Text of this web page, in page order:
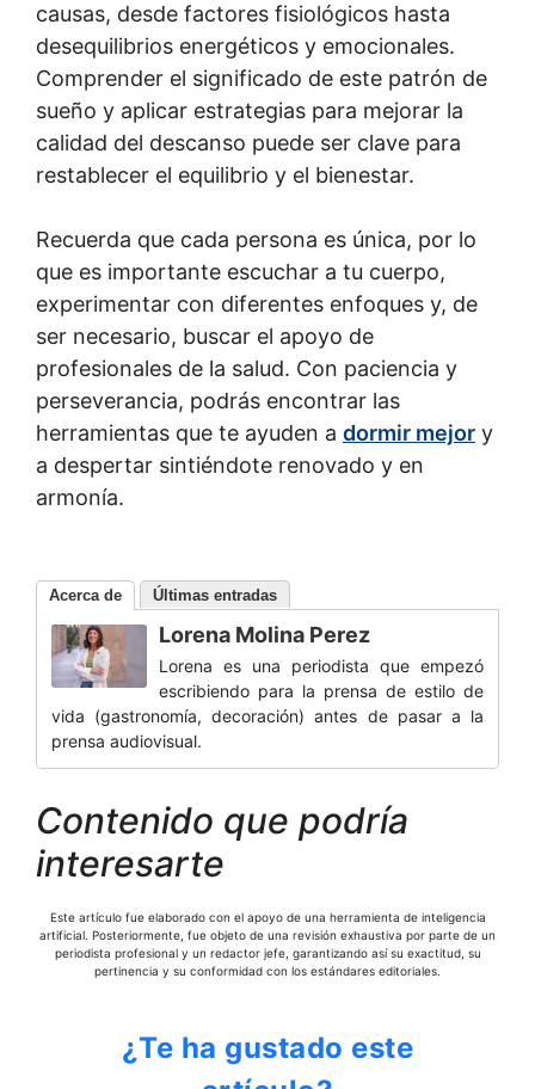
causas, desde factores fisiológicos hasta
desequilibrios energéticos y emocionales.
Comprender el significado de este patrón de
sueño y aplicar estrategias para mejorar la
calidad del descanso puede ser clave para
restablecer el equilibrio y el bienestar.
Recuerda que cada persona es única, por lo
que es importante escuchar a tu cuerpo,
experimentar con diferentes enfoques y, de
ser necesario, buscar el apoyo de
profesionales de la salud. Con paciencia y
perseverancia, podrás encontrar las
herramientas que te ayuden a dormir mejor y
a despertar sintiéndote renovado y en
armonía.
Acerca de Últimas entradas
Lorena Molina Perez
Lorena es una periodista que empezó
escribiendo para la prensa de estilo de
vida (gastronomía, decoración) antes de pasar a la
prensa audiovisual.
Contenido que podría
interesarte
Este artículo fue elaborado con el apoyo de una herramienta de inteligencia
artificial. Posteriormente, fue objeto de una revisión exhaustiva por parte de un
periodista profesional y un redactor jefe, garantizando así su exactitud, su
pertinencia y su conformidad con los estándares editoriales.
¿Te ha gustado este